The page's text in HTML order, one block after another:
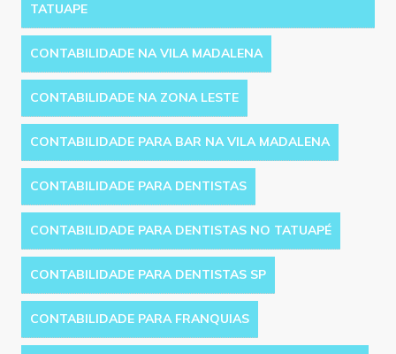
TATUAPE
CONTABILIDADE NA VILA MADALENA
CONTABILIDADE NA ZONA LESTE
CONTABILIDADE PARA BAR NA VILA MADALENA
CONTABILIDADE PARA DENTISTAS
CONTABILIDADE PARA DENTISTAS NO TATUAPÉ
CONTABILIDADE PARA DENTISTAS SP
CONTABILIDADE PARA FRANQUIAS